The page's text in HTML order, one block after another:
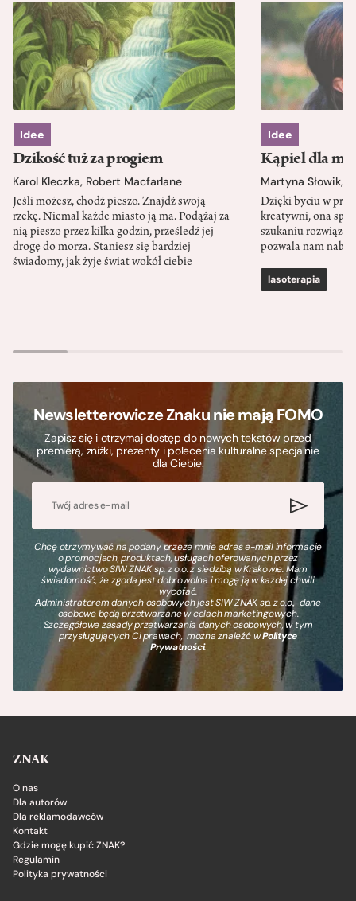
Idee
Dzikość tuż za progiem
Karol Kleczka, Robert Macfarlane
Jeśli możesz, chodź pieszo. Znajdź swoją
rzekę. Niemal każde miasto ją ma. Podążaj za
nią pieszo przez kilka godzin, prześledź jej
drogę do morza. Staniesz się bardziej
świadomy, jak żyje świat wokół ciebie
Idee
Kąpiel dla
Martyna Słowik,
Dzięki byciu w
kreatywni, ona
szukaniu
pozwala nam
lasoterapia
Newsletterowicze Znaku nie mają FOMO
Zapisz się i otrzymaj dostęp do nowych tekstów przed
premierą, zniżki, prezenty i polecenia kulturalne specjalnie
dla Ciebie.
Chcę otrzymywać na podany przeze mnie adres e-mail informacje
o promocjach, produktach, usługach oferowanych przez
wydawnictwo SIW ZNAK sp. z o.o. z siedzibą w Krakowie. Mam
świadomość, że zgoda jest dobrowolna i mogę ją w każdej chwili
wycofać.
Administratorem danych osobowych jest SIW ZNAK sp. z o.o., dane
osobowe będą przetwarzane w celach marketingowych.
Szczegółowe zasady przetwarzania danych osobowych, w tym
przysługujących Ci prawach, można znaleźć wPolityce
Prywatności.
ZNAK
O nas
Dla autorów
Dla reklamodawców
Kontakt
Gdzie mogę kupić ZNAK?
Regulamin
Polityka prywatności